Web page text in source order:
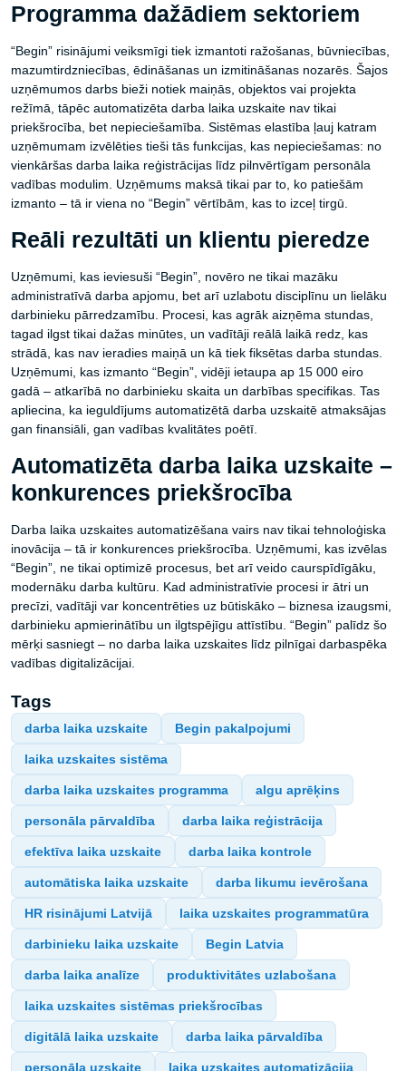
Programma dažādiem sektoriem
“Begin” risinājumi veiksmīgi tiek izmantoti ražošanas, būvniecības,
mazumtirdzniecības, ēdināšanas un izmitināšanas nozarēs. Šajos
uzņēmumos darbs bieži notiek maiņās, objektos vai projekta
režīmā, tāpēc automatizēta darba laika uzskaite nav tikai
priekšrocība, bet nepieciešamība. Sistēmas elastība ļauj katram
uzņēmumam izvēlēties tieši tās funkcijas, kas nepieciešamas: no
vienkāršas darba laika reģistrācijas līdz pilnvērtīgam personāla
vadības modulim. Uzņēmums maksā tikai par to, ko patiešām
izmanto – tā ir viena no “Begin” vērtībām, kas to izceļ tirgū.
Reāli rezultāti un klientu pieredze
Uzņēmumi, kas ieviesuši “Begin”, novēro ne tikai mazāku
administratīvā darba apjomu, bet arī uzlabotu disciplīnu un lielāku
darbinieku pārredzamību. Procesi, kas agrāk aizņēma stundas,
tagad ilgst tikai dažas minūtes, un vadītāji reālā laikā redz, kas
strādā, kas nav ieradies maiņā un kā tiek fiksētas darba stundas.
Uzņēmumi, kas izmanto “Begin”, vidēji ietaupa ap 15 000 eiro
gadā – atkarībā no darbinieku skaita un darbības specifikas. Tas
apliecina, ka ieguldījums automatizētā darba uzskaitē atmaksājas
gan finansiāli, gan vadības kvalitātes poētī.
Automatizēta darba laika uzskaite –
konkurences priekšrocība
Darba laika uzskaites automatizēšana vairs nav tikai tehnoloģiska
inovācija – tā ir konkurences priekšrocība. Uzņēmumi, kas izvēlas
“Begin”, ne tikai optimizē procesus, bet arī veido caurspīdīgāku,
modernāku darba kultūru. Kad administratīvie procesi ir ātri un
precīzi, vadītāji var koncentrēties uz būtiskāko – biznesa izaugsmi,
darbinieku apmierinātību un ilgtspējīgu attīstību. “Begin” palīdz šo
mērķi sasniegt – no darba laika uzskaites līdz pilnīgai darbaspēka
vadības digitalizācijai.
Tags
darba laika uzskaite Begin pakalpojumi
laika uzskaites sistēma
darba laika uzskaites programma algu aprēķins
personāla pārvaldība darba laika reģistrācija
efektīva laika uzskaite darba laika kontrole
automātiska laika uzskaite darba likumu ievērošana
HR risinājumi Latvijā laika uzskaites programmatūra
darbinieku laika uzskaite Begin Latvia
darba laika analīze produktivitātes uzlabošana
laika uzskaites sistēmas priekšrocības
digitālā laika uzskaite darba laika pārvaldība
personāla uzskaite laika uzskaites automatizācija